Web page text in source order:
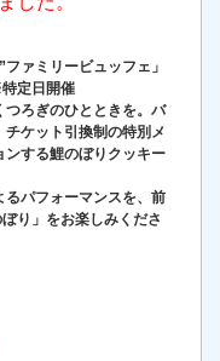
ァミリービュッフェ」
定日開催
つろぎのひとときを。バ
チケット引換制の特別メ
ンする鯉のぼりクッキー
るパフォーマンスを、前
り」をお楽しみくださ